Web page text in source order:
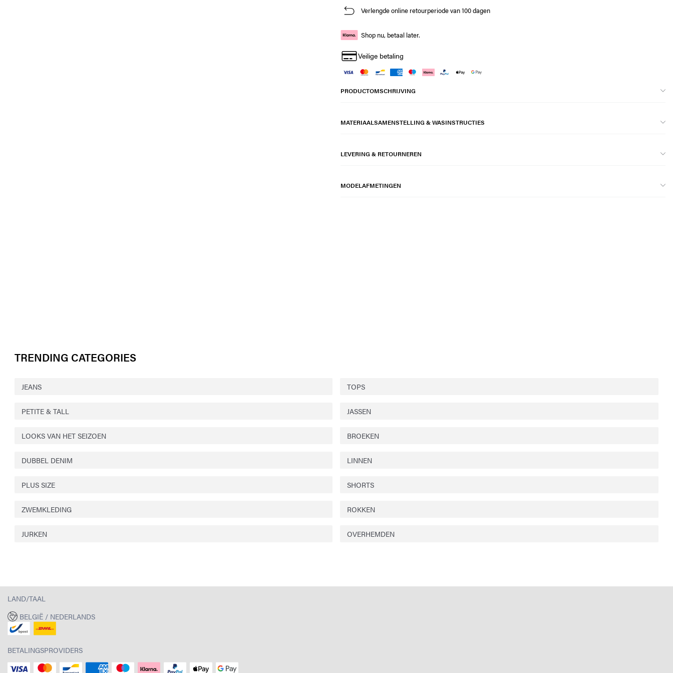
Verlengde online retourperiode van 100 dagen
Shop nu, betaal later.
Veilige betaling
PRODUCTOMSCHRIJVING
MATERIAALSAMENSTELLING & WASINSTRUCTIES
LEVERING & RETOURNEREN
MODELAFMETINGEN
TRENDING CATEGORIES
JEANS TOPS
PETITE & TALL JASSEN
LOOKS VAN HET SEIZOEN BROEKEN
DUBBEL DENIM LINNEN
PLUS SIZE SHORTS
ZWEMKLEDING ROKKEN
JURKEN OVERHEMDEN
LAND/TAAL
BELGIË / NEDERLANDS
BETALINGSPROVIDERS